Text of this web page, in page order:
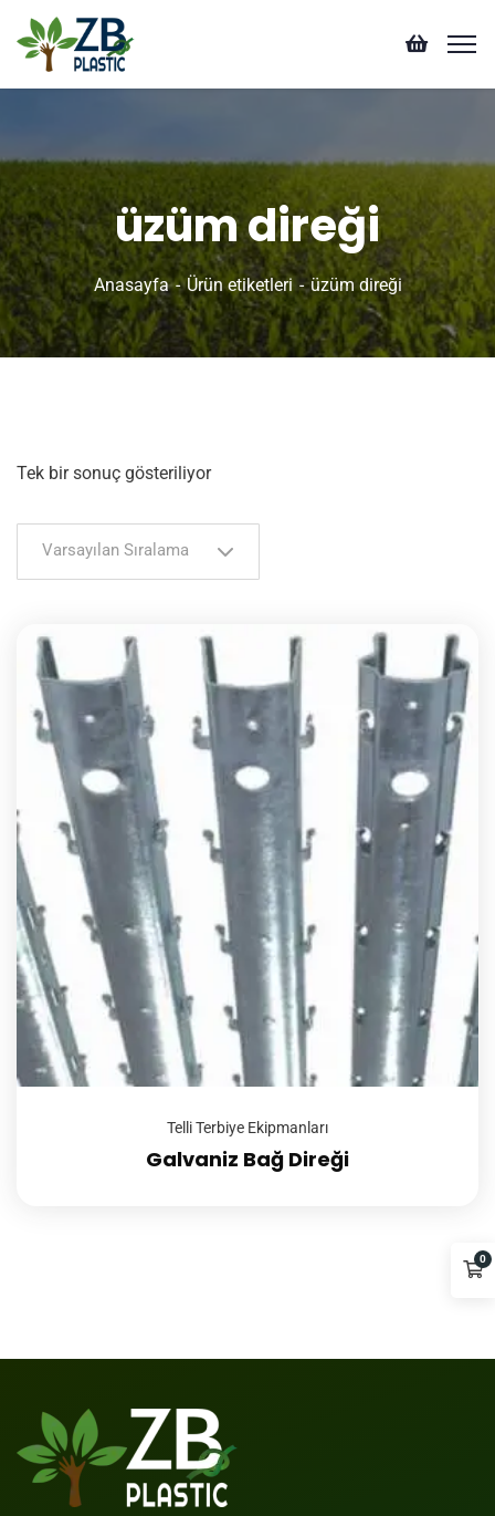
üzüm direği
Anasayfa Ürün etiketleri üzüm direği
Tek bir sonuç gösteriliyor
Varsayılan Sıralama
Telli Terbiye Ekipmanları
Galvaniz Bağ Direği
0